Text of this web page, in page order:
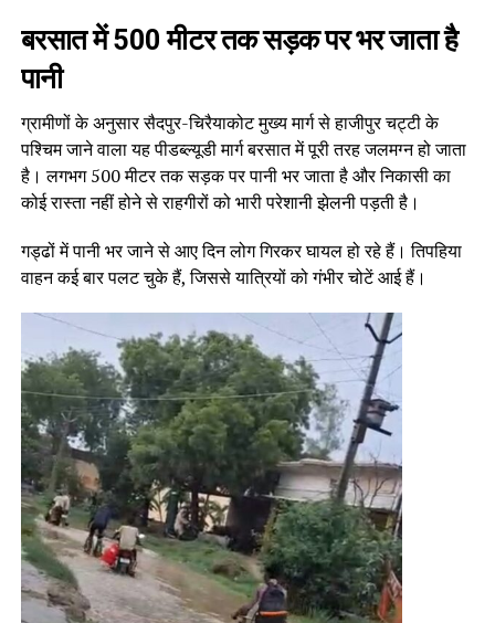
बरसात में 500 मीटर तक सड़क पर भर जाता है
पानी
ग्रामीणों के अनुसार सैदपुर-चिरैयाकोट मुख्य मार्ग से हाजीपुर चट्टी के
पश्चिम जाने वाला यह पीडब्ल्यूडी मार्ग बरसात में पूरी तरह जलमग्न हो जाता
है। लगभग 500 मीटर तक सड़क पर पानी भर जाता है और निकासी का
कोई रास्ता नहीं होने से राहगीरों को भारी परेशानी झेलनी पड़ती है।
गड्ढों में पानी भर जाने से आए दिन लोग गिरकर घायल हो रहे हैं। तिपहिया
वाहन कई बार पलट चुके हैं, जिससे यात्रियों को गंभीर चोटें आई हैं।